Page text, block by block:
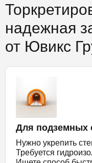
надежная
от Ювикс
Для подземных
Нужно укрепить
Требуется